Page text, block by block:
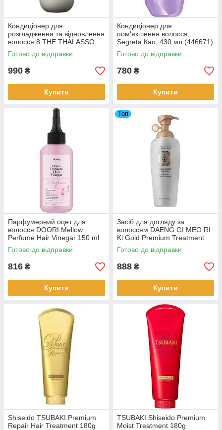
Кондиціонер для
розгладження та відновлення
волосся 8 THE THALASSO,
475 мл
Готово до відправки
990 ₴
Купити
Кондиціонер для
пом'якшення волосся,
Segreta Као, 430 мл (446671)
Готово до відправки
780 ₴
Купити
Парфумерний оцет для
волосся DOORI Mellow
Perfume Hair Vinegar 150 ml
(10168)
Готово до відправки
816 ₴
Купити
Топ
Засіб для догляду за
волоссям DAENG GI MEO RI
Ki Gold Premium Treatment
500ml(07817)
Готово до відправки
888 ₴
Купити
Shiseido TSUBAKI Premium
Repair Hair Treatment 180g
TSUBAKI Shiseido Premium
Moist Treatment 180g